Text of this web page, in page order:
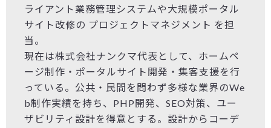
ライアント業務管理システムや大規模ポータル
サイト改修の プロジェクトマネジメント を担
当。
現在は株式会社ナンクマ代表として、ホームペ
ージ制作・ポータルサイト開発・集客支援を行
っている。公共・民間を問わず多様な業界のWe
b制作実績を持ち、PHP開発、SEO対策、ユー
ザビリティ設計を得意とする。設計からコーデ